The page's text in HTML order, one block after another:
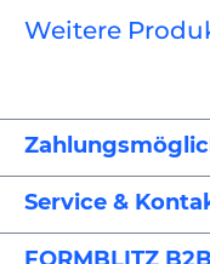
Weitere
Service &